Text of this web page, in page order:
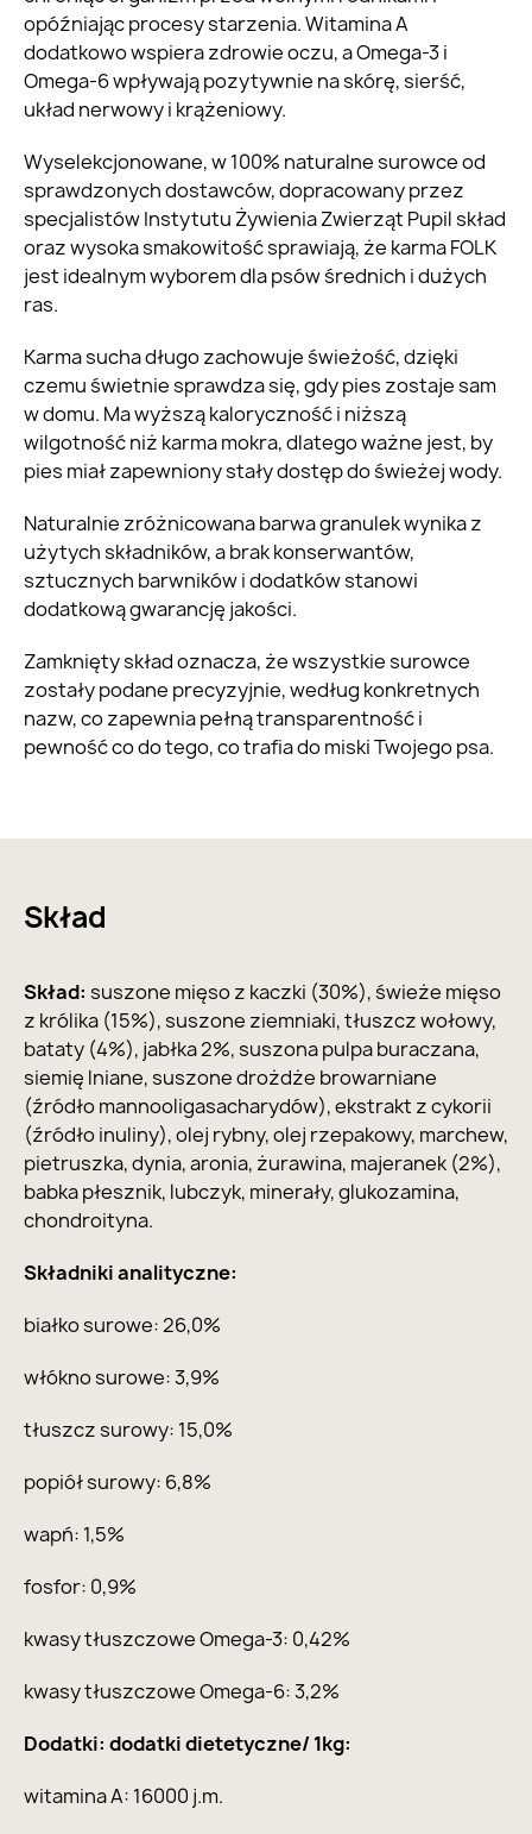
opóźniając procesy starzenia. Witamina A
dodatkowo wspiera zdrowie oczu, a Omega-3 i
Omega-6 wpływają pozytywnie na skórę, sierść,
układ nerwowy i krążeniowy.
Wyselekcjonowane, w 100% naturalne surowce od
sprawdzonych dostawców, dopracowany przez
specjalistów Instytutu Żywienia Zwierząt Pupil skład
oraz wysoka smakowitość sprawiają, że karma FOLK
jest idealnym wyborem dla psów średnich i dużych
ras.
Karma sucha długo zachowuje świeżość, dzięki
czemu świetnie sprawdza się, gdy pies zostaje sam
w domu. Ma wyższą kaloryczność i niższą
wilgotność niż karma mokra, dlatego ważne jest, by
pies miał zapewniony stały dostęp do świeżej wody.
Naturalnie zróżnicowana barwa granulek wynika z
użytych składników, a brak konserwantów,
sztucznych barwników i dodatków stanowi
dodatkową gwarancję jakości.
Zamknięty skład oznacza, że wszystkie surowce
zostały podane precyzyjnie, według konkretnych
nazw, co zapewnia pełną transparentność i
pewność co do tego, co trafia do miski Twojego psa.
Skład
Skład: suszone mięso z kaczki (30%), świeże mięso
z królika (15%), suszone ziemniaki, tłuszcz wołowy,
bataty (4%), jabłka 2%, suszona pulpa buraczana,
siemię lniane, suszone drożdże browarniane
(źródło mannooligasacharydów), ekstrakt z cykorii
(źródło inuliny), olej rybny, olej rzepakowy, marchew,
pietruszka, dynia, aronia, żurawina, majeranek (2%),
babka płesznik, lubczyk, minerały, glukozamina,
chondroityna.
Składniki analityczne:
białko surowe: 26,0%
włókno surowe: 3,9%
tłuszcz surowy: 15,0%
popiół surowy: 6,8%
wapń: 1,5%
fosfor: 0,9%
kwasy tłuszczowe Omega-3: 0,42%
kwasy tłuszczowe Omega-6: 3,2%
Dodatki: dodatki dietetyczne/ 1kg:
witamina A: 16000 j.m.